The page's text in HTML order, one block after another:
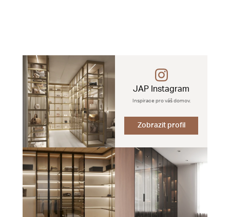
JAP Instagram
Inspirace pro váš domov.
Zobrazit profil